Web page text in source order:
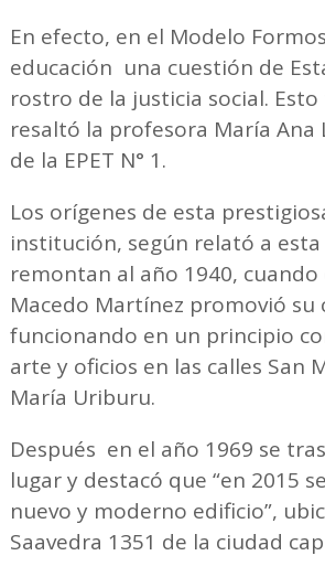
En efecto, en el Modelo
educación una cuestión de
rostro de la justicia social.
resaltó la profesora María Ana
de la EPET N° 1.
Los orígenes de esta
institución, según relató a esta
remontan al año 1940,
Macedo Martínez promovió su
funcionando en un principio
arte y oficios en las calles San
María Uriburu.
Después en el año 1969 se
lugar y destacó que “en 2015
nuevo y moderno edificio”,
Saavedra 1351 de la ciudad